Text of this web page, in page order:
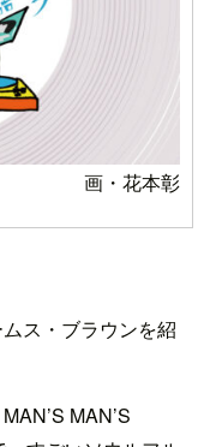
画・花本彰
ス・ブラウンを紹
MAN’S